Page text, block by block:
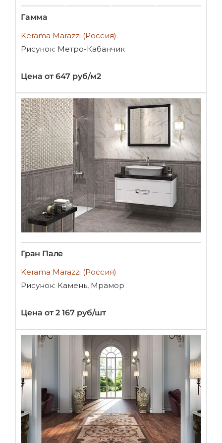
Гамма
Kerama Marazzi (Россия)
Рисунок: Метро-Кабанчик
Цена от 647 руб/м2
Гран Пале
Kerama Marazzi (Россия)
Рисунок: Камень, Мрамор
Цена от 2 167 руб/шт